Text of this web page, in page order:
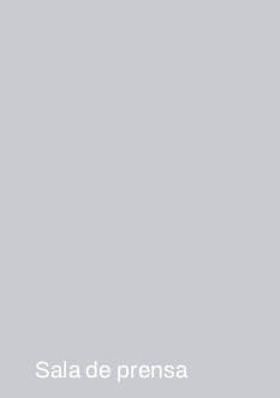
Sala de prensa